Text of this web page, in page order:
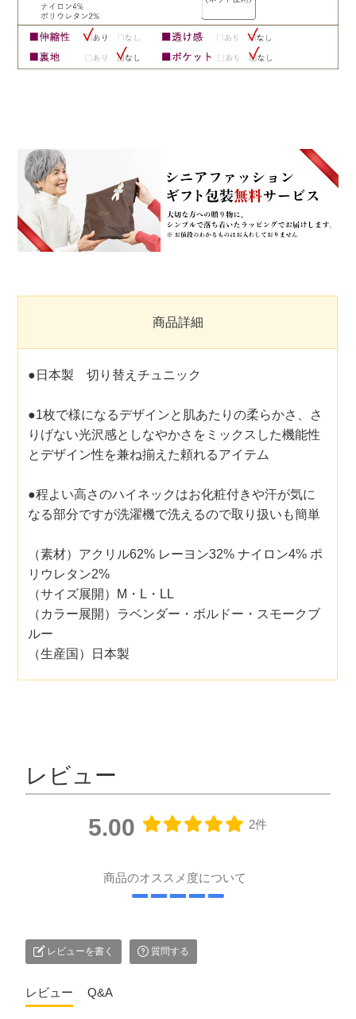
商品詳細
●日本製 切り替えチュニック
●1枚で様になるデザインと肌あたりの柔らかさ、さ
りげない光沢感としなやかさをミックスした機能性
とデザイン性を兼ね揃えた頼れるアイテム
●程よい高さのハイネックはお化粧付きや汗が気に
なる部分ですが洗濯機で洗えるので取り扱いも簡単
（素材）アクリル62% レーヨン32% ナイロン4% ポ
リウレタン2%
（サイズ展開）M・L・LL
（カラー展開）ラベンダー・ボルドー・スモークブ
ルー
（生産国）日本製
レビュー
5.00 2件
商品のオススメ度について
レビューを書く 質問する
レビュー Q&A